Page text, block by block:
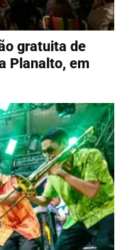
gratuita de
Planalto, em